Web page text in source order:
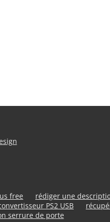
free rédiger une
PS2 USB
serrure de porte